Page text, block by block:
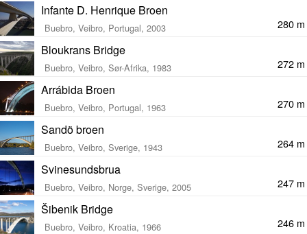
Infante D. Henrique Broen
Buebro, Veibro, Portugal, 2003 280 m
Bloukrans Bridge
Buebro, Veibro, Sør-Afrika, 1983 272 m
Arrábida Broen
Buebro, Veibro, Portugal, 1963 270 m
Sandö broen
Buebro, Veibro, Sverige, 1943 264 m
Svinesundsbrua
Buebro, Veibro, Norge, Sverige, 2005 247 m
Šibenik Bridge
Buebro, Veibro, Kroatia, 1966 246 m